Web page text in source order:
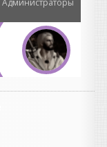
Администраторы